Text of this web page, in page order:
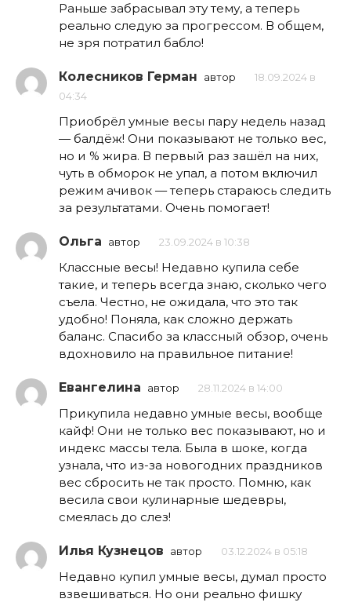
Раньше забрасывал эту тему, а теперь
реально следую за прогрессом. В общем,
не зря потратил бабло!
Колесников Герман автор
18.09.2024 в
04:34
Приобрёл умные весы пару недель назад
— балдёж! Они показывают не только вес,
но и % жира. В первый раз зашёл на них,
чуть в обморок не упал, а потом включил
режим ачивок — теперь стараюсь следить
за результатами. Очень помогает!
Ольга автор 23.09.2024 в 10:38
Классные весы! Недавно купила себе
такие, и теперь всегда знаю, сколько чего
съела. Честно, не ожидала, что это так
удобно! Поняла, как сложно держать
баланс. Спасибо за классный обзор, очень
вдохновило на правильное питание!
Евангелина автор 28.11.2024 в 14:00
Прикупила недавно умные весы, вообще
кайф! Они не только вес показывают, но и
индекс массы тела. Была в шоке, когда
узнала, что из-за новогодних праздников
вес сбросить не так просто. Помню, как
весила свои кулинарные шедевры,
смеялась до слез!
Илья Кузнецов автор 03.12.2024 в 05:18
Недавно купил умные весы, думал просто
взвешиваться. Но они реально фишку